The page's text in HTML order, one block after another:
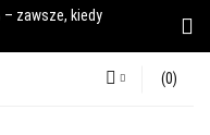
– zawsze, kiedy
(0)